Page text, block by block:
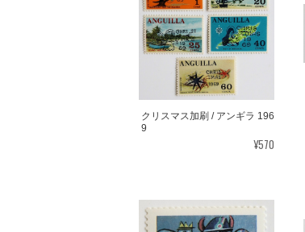
クリスマス加刷 / アンギラ 196
9
¥570